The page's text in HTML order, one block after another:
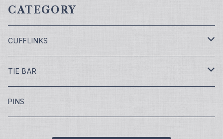
CATEGORY
CUFFLINKS
￥7,700
￥9,900
TIE BAR
￥4,400
PINS